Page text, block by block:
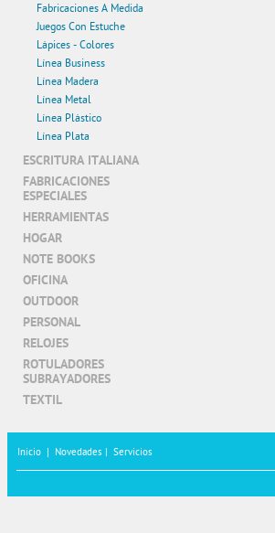
Fabricaciones A Medida
Juegos Con Estuche
Lápices - Colores
Línea Business
Línea Madera
Línea Metal
Línea Plástico
Línea Plata
ESCRITURA ITALIANA
FABRICACIONES
ESPECIALES
HERRAMIENTAS
HOGAR
NOTE BOOKS
OFICINA
OUTDOOR
PERSONAL
RELOJES
ROTULADORES
SUBRAYADORES
TEXTIL
Inicio | Novedades | Servicios